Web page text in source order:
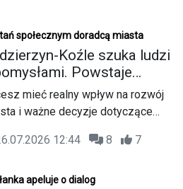
społecznym doradcą miasta
Koźle szuka ludzi
Powstaje
Społeczny
mieć realny wpływ na rozwój
i ważne decyzje dotyczące
albo jesteś ciekawy
To dobry moment. Trwa nabór
12:44 8 7
apeluje o dialog